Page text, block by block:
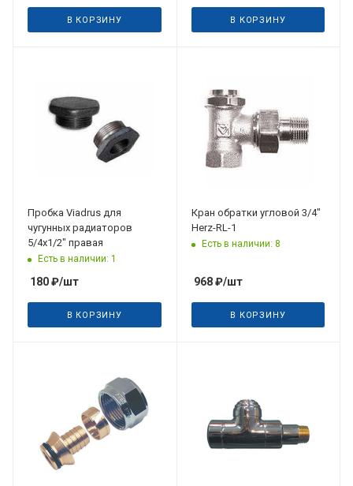
В КОРЗИНУ В КОРЗИНУ
Пробка Viadrus для
чугунных радиаторов
5/4х1/2" правая
Есть в наличии: 1
180₽/шт
В КОРЗИНУ
Кран обратки угловой 3/4"
Herz-RL-1
Есть в наличии: 8
968₽/шт
В КОРЗИНУ